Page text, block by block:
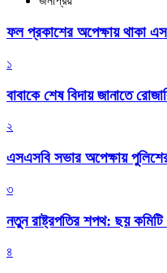
ফল প্রকাশের অপেক্ষায় থাকা
১
বাবাকে শেষ বিদায় জানাতে
২
এসএসবি সভার অপেক্ষায়
৩
নতুন রাষ্ট্রপতির শপথ: ছয় কমিটি
৪